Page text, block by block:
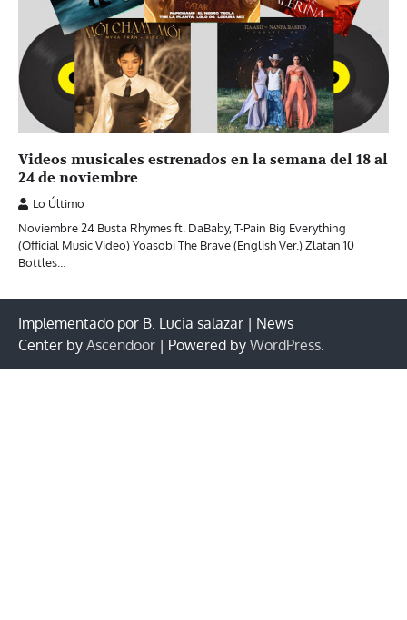
Videos musicales estrenados en la semana del 18 al
24 de noviembre
Lo Último
Noviembre 24 Busta Rhymes ft. DaBaby, T-Pain Big Everything
(Official Music Video) Yoasobi The Brave (English Ver.) Zlatan 10
Bottles…
Implementado por B. Lucia salazar | News
Center by Ascendoor | Powered by WordPress